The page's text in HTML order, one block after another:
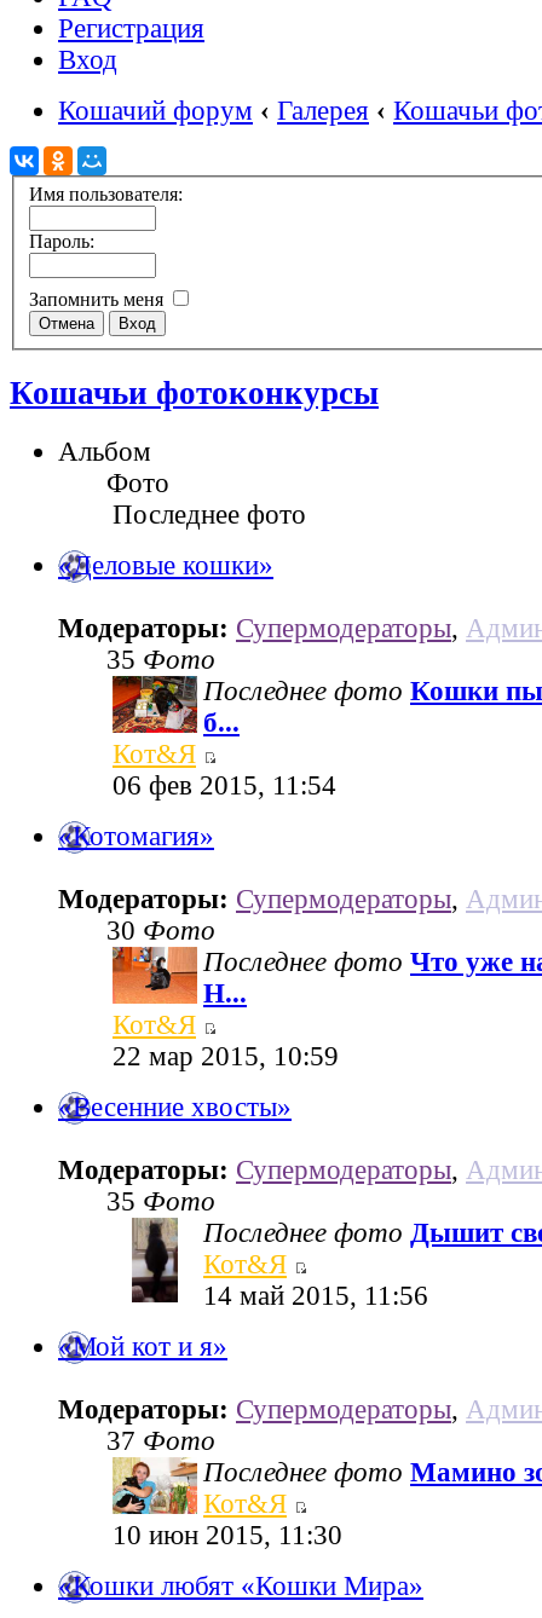
Регистрация
Вход
Кошачий форум ‹ Галерея ‹ Кошачьи
Имя пользователя:
Пароль:
Запомнить меня
Кошачьи фотоконкурсы
Альбом
Фото
Последнее фото
«Деловые кошки»
Модераторы: Супермодераторы,
35 Фото
Последнее фото Кошки
б...
Кот&Я
06 фев 2015, 11:54
«Котомагия»
Модераторы: Супермодераторы,
30 Фото
Последнее фото Что уже
Н...
Кот&Я
22 мар 2015, 10:59
«Весенние хвосты»
Модераторы: Супермодераторы,
35 Фото
Последнее фото Дышит
Кот&Я
14 май 2015, 11:56
«Мой кот и я»
Модераторы: Супермодераторы,
37 Фото
Последнее фото Мамино
Кот&Я
10 июн 2015, 11:30
«Кошки любят «Кошки Мира»